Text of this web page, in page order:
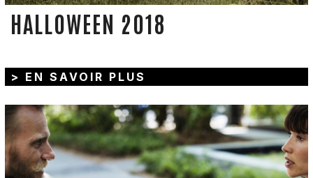
HALLOWEEN 2018
> EN SAVOIR PLUS